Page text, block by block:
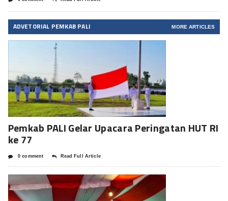
ADVETORIAL PEMKAB PALI MORE ARTICLES
Pemkab PALI Gelar Upacara Peringatan HUT RI
ke 77
0 comment Read Full Article